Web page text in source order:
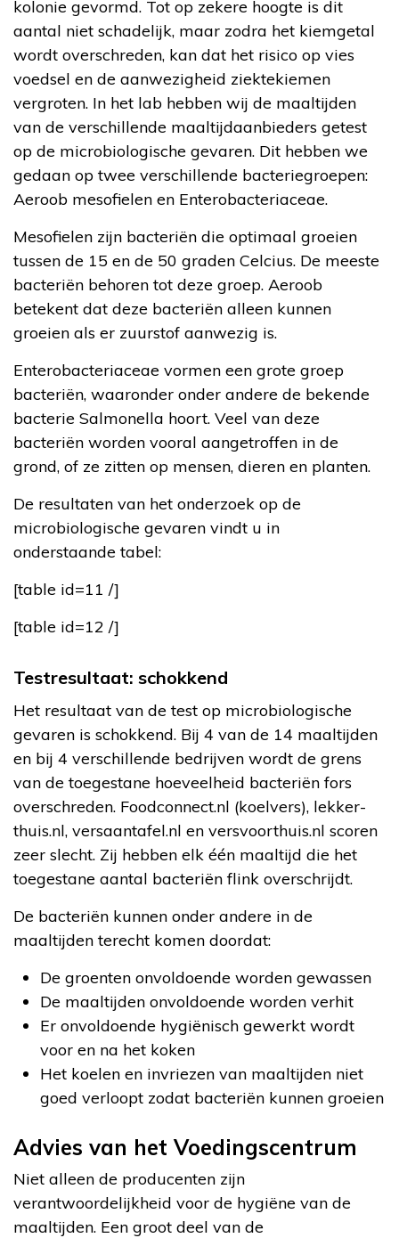
kolonie gevormd. Tot op zekere hoogte is dit
aantal niet schadelijk, maar zodra het kiemgetal
wordt overschreden, kan dat het risico op vies
voedsel en de aanwezigheid ziektekiemen
vergroten. In het lab hebben wij de maaltijden
van de verschillende maaltijdaanbieders getest
op de microbiologische gevaren. Dit hebben we
gedaan op twee verschillende bacteriegroepen:
Aeroob mesofielen en Enterobacteriaceae.
Mesofielen zijn bacteriën die optimaal groeien
tussen de 15 en de 50 graden Celcius. De meeste
bacteriën behoren tot deze groep. Aeroob
betekent dat deze bacteriën alleen kunnen
groeien als er zuurstof aanwezig is.
Enterobacteriaceae vormen een grote groep
bacteriën, waaronder onder andere de bekende
bacterie Salmonella hoort. Veel van deze
bacteriën worden vooral aangetroffen in de
grond, of ze zitten op mensen, dieren en planten.
De resultaten van het onderzoek op de
microbiologische gevaren vindt u in
onderstaande tabel:
[table id=11 /]
[table id=12 /]
Testresultaat: schokkend
Het resultaat van de test op microbiologische
gevaren is schokkend. Bij 4 van de 14 maaltijden
en bij 4 verschillende bedrijven wordt de grens
van de toegestane hoeveelheid bacteriën fors
overschreden. Foodconnect.nl (koelvers), lekker-
thuis.nl, versaantafel.nl en versvoorthuis.nl scoren
zeer slecht. Zij hebben elk één maaltijd die het
toegestane aantal bacteriën flink overschrijdt.
De bacteriën kunnen onder andere in de
maaltijden terecht komen doordat:
De groenten onvoldoende worden gewassen
De maaltijden onvoldoende worden verhit
Er onvoldoende hygiënisch gewerkt wordt
voor en na het koken
Het koelen en invriezen van maaltijden niet
goed verloopt zodat bacteriën kunnen groeien
Advies van het Voedingscentrum
Niet alleen de producenten zijn
verantwoordelijkheid voor de hygiëne van de
maaltijden. Een groot deel van de